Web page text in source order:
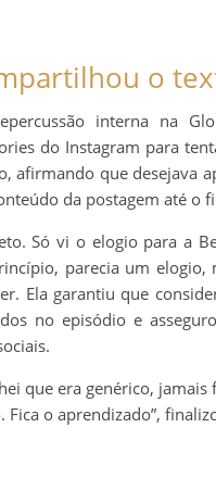
o
interna na
do Instagram para
afirmando que desejava
da postagem até o
Só vi o elogio para a
parecia um elogio,
Ela garantiu que
no episódio e
que era genérico,
o aprendizado”,